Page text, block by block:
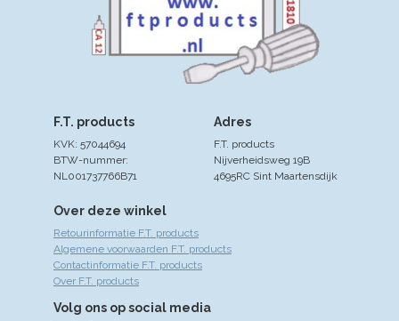
Over deze winkel
Retourinformatie F.T. products
Algemene voorwaarden F.T. products
Contactinformatie F.T. products
Over F.T. products
Volg ons op social media
Adres
F.T. products
Nijverheidsweg 19B
4695RC Sint Maartensdijk
F.T. products
KVK: 57044694
BTW-nummer:
NL001737766B71